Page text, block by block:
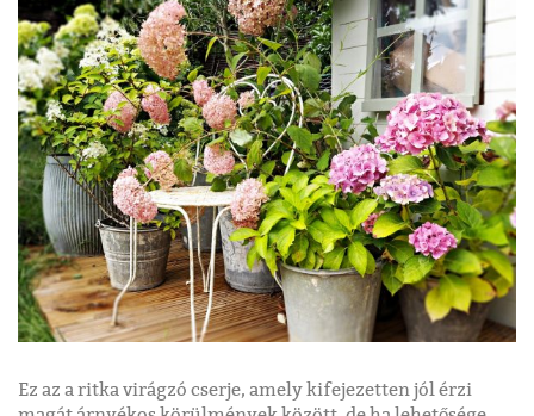
Ez az a ritka virágzó cserje, amely kifejezetten jól érzi